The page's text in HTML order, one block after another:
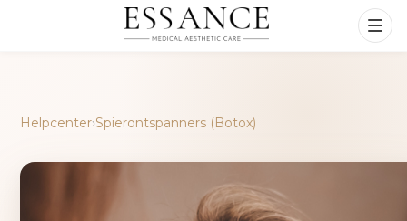
Helpcenter›Spierontspanners (Botox)